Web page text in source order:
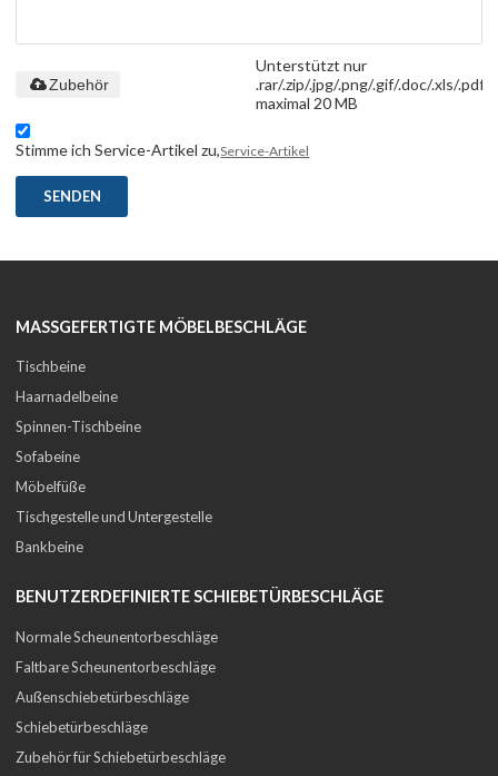
Unterstützt nur
.rar/.zip/.jpg/.png/.gif/.doc/.xls/.pdf,
maximal 20 MB
Zubehör
Stimme ich Service-Artikel zu,Service-Artikel
SENDEN
MASSGEFERTIGTE MÖBELBESCHLÄGE
Tischbeine
Haarnadelbeine
Spinnen-Tischbeine
Sofabeine
Möbelfüße
Tischgestelle und Untergestelle
Bankbeine
BENUTZERDEFINIERTE SCHIEBETÜRBESCHLÄGE
Normale Scheunentorbeschläge
Faltbare Scheunentorbeschläge
Außenschiebetürbeschläge
Schiebetürbeschläge
Zubehör für Schiebetürbeschläge